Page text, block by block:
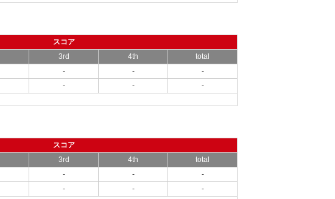
スコア
3rd 4th total
- -
-
- - -
スコア
3rd 4th total
- -
-
- - -